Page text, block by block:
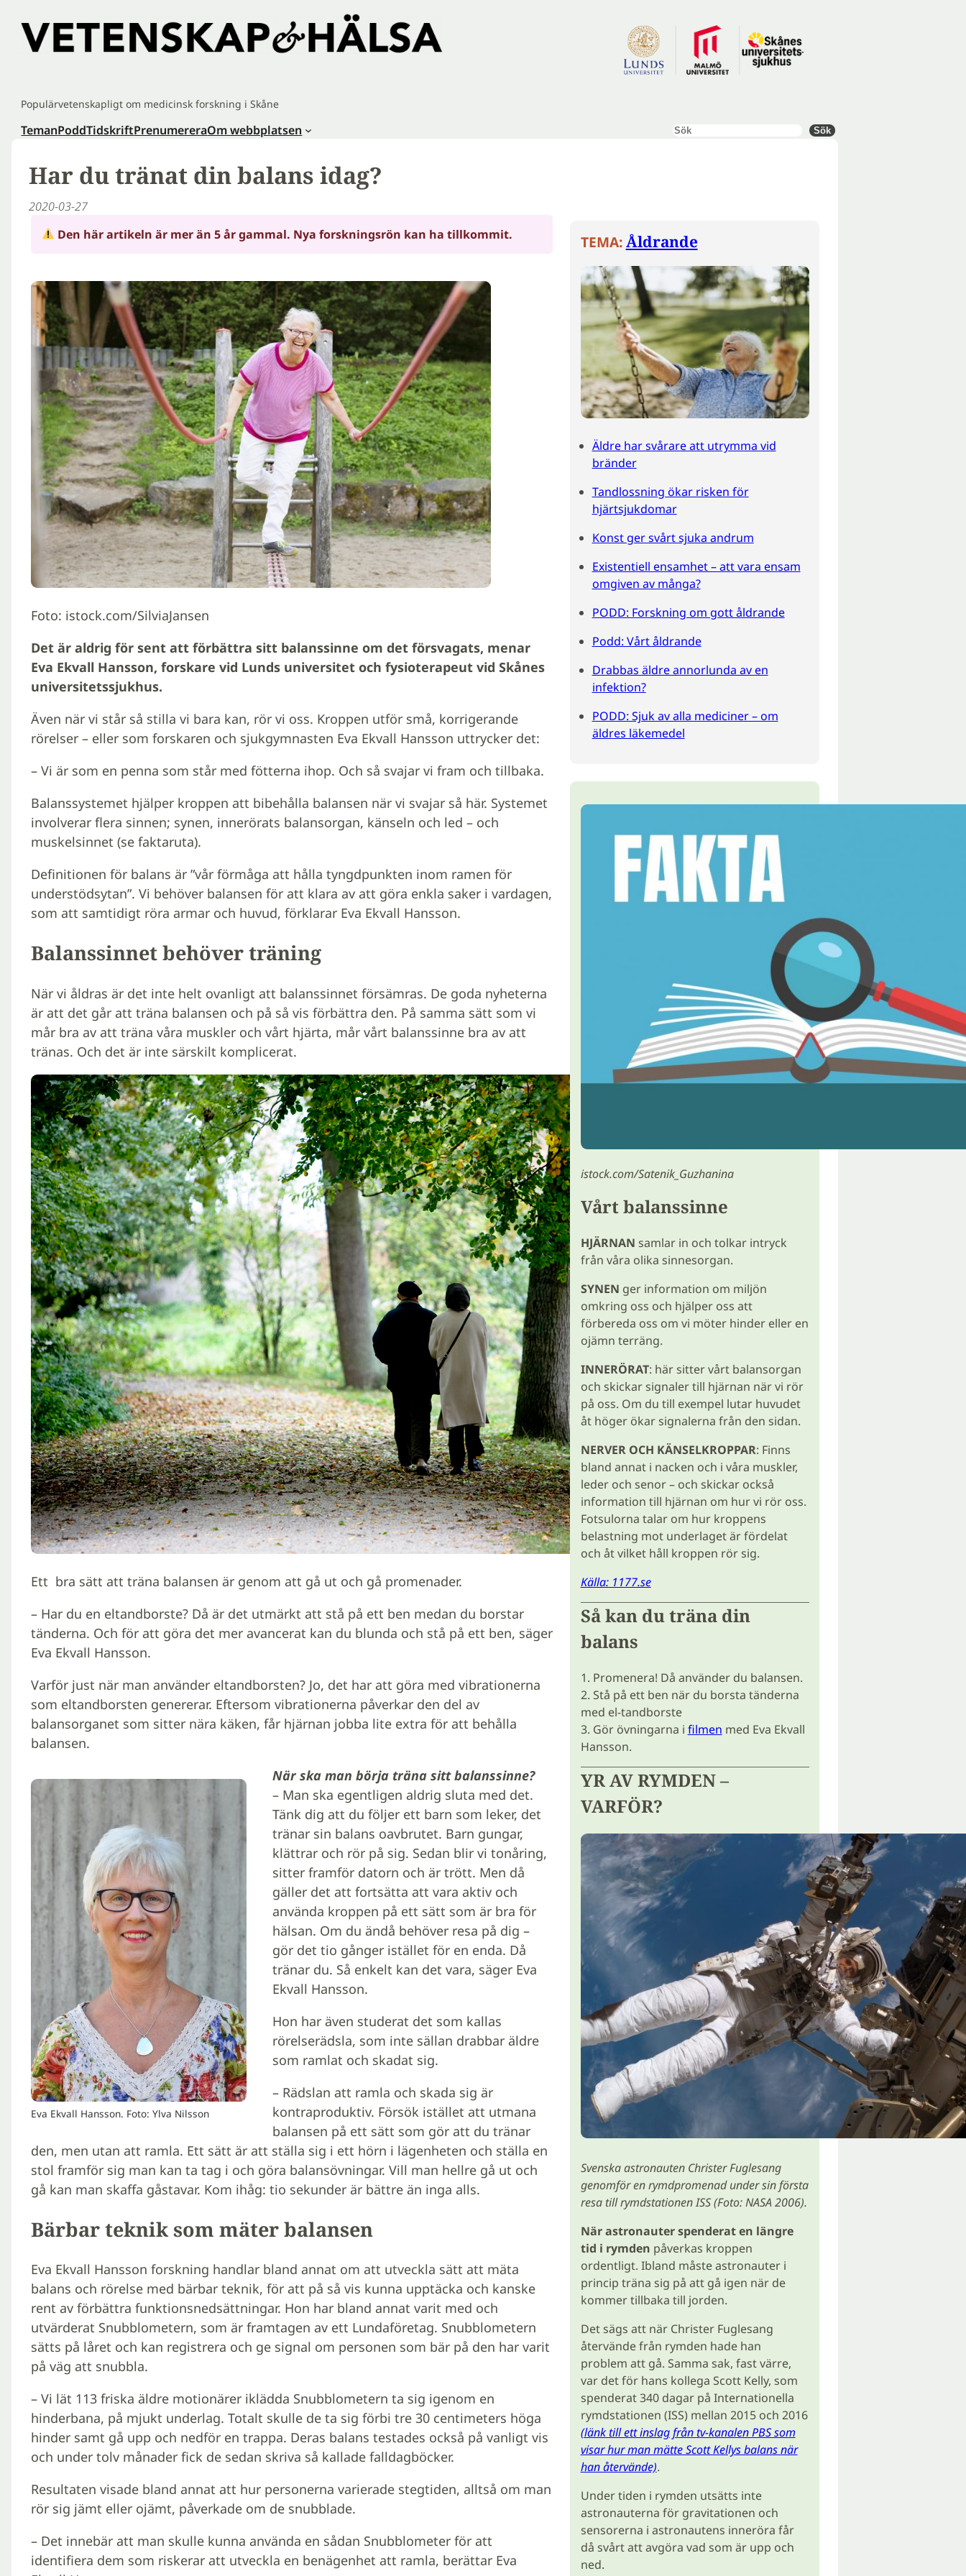
innehåll
Populärvetenskapligt om medicinsk forskning i Skåne
TemanPoddTidskriftPrenumereraOm webbplatsen Sök Sök
Har du tränat din balans idag?
2020-03-27
Den här artikeln är mer än 5 år gammal. Nya forskningsrön kan ha tillkommit.
Foto: istock.com/SilviaJansen
Det är aldrig för sent att förbättra sitt balanssinne om det försvagats, menar
Eva Ekvall Hansson, forskare vid Lunds universitet och fysioterapeut vid Skånes
universitetssjukhus.
Även när vi står så stilla vi bara kan, rör vi oss. Kroppen utför små, korrigerande
rörelser – eller som forskaren och sjukgymnasten Eva Ekvall Hansson uttrycker det:
­– Vi är som en penna som står med fötterna ihop. Och så svajar vi fram och tillbaka.
Balanssystemet hjälper kroppen att bibehålla balansen när vi svajar så här. Systemet
involverar flera sinnen; synen, innerörats balansorgan, känseln och led – och
muskelsinnet (se faktaruta).
Definitionen för balans är ”vår förmåga att hålla tyngdpunkten inom ramen för
understödsytan”. Vi behöver balansen för att klara av att göra enkla saker i vardagen,
som att samtidigt röra armar och huvud, förklarar Eva Ekvall Hansson.
Balanssinnet behöver träning
När vi åldras är det inte helt ovanligt att balanssinnet försämras. De goda nyheterna
är att det går att träna balansen och på så vis förbättra den. På samma sätt som vi
mår bra av att träna våra muskler och vårt hjärta, mår vårt balanssinne bra av att
tränas. Och det är inte särskilt komplicerat.
Ett bra sätt att träna balansen är genom att gå ut och gå promenader.
– Har du en eltandborste? Då är det utmärkt att stå på ett ben medan du borstar
tänderna. Och för att göra det mer avancerat kan du blunda och stå på ett ben, säger
Eva Ekvall Hansson.
Varför just när man använder eltandborsten? Jo, det har att göra med vibrationerna
som eltandborsten genererar. Eftersom vibrationerna påverkar den del av
balansorganet som sitter nära käken, får hjärnan jobba lite extra för att behålla
balansen.
Eva Ekvall Hansson. Foto: Ylva Nilsson
När ska man börja träna sitt balanssinne?
– Man ska egentligen aldrig sluta med det.
Tänk dig att du följer ett barn som leker, det
tränar sin balans oavbrutet. Barn gungar,
klättrar och rör på sig. Sedan blir vi tonåring,
sitter framför datorn och är trött. Men då
gäller det att fortsätta att vara aktiv och
använda kroppen på ett sätt som är bra för
hälsan. Om du ändå behöver resa på dig –
gör det tio gånger istället för en enda. Då
tränar du. Så enkelt kan det vara, säger Eva
Ekvall Hansson.
Hon har även studerat det som kallas
rörelserädsla, som inte sällan drabbar äldre
som ramlat och skadat sig.
– Rädslan att ramla och skada sig är
kontraproduktiv. Försök istället att utmana
balansen på ett sätt som gör att du tränar
den, men utan att ramla. Ett sätt är att ställa sig i ett hörn i lägenheten och ställa en
stol framför sig man kan ta tag i och göra balansövningar. Vill man hellre gå ut och
gå kan man skaffa gåstavar. Kom ihåg: tio sekunder är bättre än inga alls.
Bärbar teknik som mäter balansen
Eva Ekvall Hansson forskning handlar bland annat om att utveckla sätt att mäta
balans och rörelse med bärbar teknik, för att på så vis kunna upptäcka och kanske
rent av förbättra funktionsnedsättningar. Hon har bland annat varit med och
utvärderat Snubblometern, som är framtagen av ett Lundaföretag. Snubblometern
sätts på låret och kan registrera och ge signal om personen som bär på den har varit
på väg att snubbla.
– Vi lät 113 friska äldre motionärer iklädda Snubblometern ta sig igenom en
hinderbana, på mjukt underlag. Totalt skulle de ta sig förbi tre 30 centimeters höga
hinder samt gå upp och nedför en trappa. Deras balans testades också på vanligt vis
och under tolv månader fick de sedan skriva så kallade falldagböcker.
Resultaten visade bland annat att hur personerna varierade stegtiden, alltså om man
rör sig jämt eller ojämt, påverkade om de snubblade.
– Det innebär att man skulle kunna använda en sådan Snubblometer för att
identifiera dem som riskerar att utveckla en benägenhet att ramla, berättar Eva
TEMA: Åldrande
Äldre har svårare att utrymma vid
bränder
Tandlossning ökar risken för
hjärtsjukdomar
Konst ger svårt sjuka andrum
Existentiell ensamhet – att vara ensam
omgiven av många?
PODD: Forskning om gott åldrande
Podd: Vårt åldrande
Drabbas äldre annorlunda av en
infektion?
PODD: Sjuk av alla mediciner – om
äldres läkemedel
istock.com/Satenik_Guzhanina
Vårt balanssinne
HJÄRNAN samlar in och tolkar intryck
från våra olika sinnesorgan.
SYNEN ger information om miljön
omkring oss och hjälper oss att
förbereda oss om vi möter hinder eller en
ojämn terräng.
INNERÖRAT: här sitter vårt balansorgan
och skickar signaler till hjärnan när vi rör
på oss. Om du till exempel lutar huvudet
åt höger ökar signalerna från den sidan.
NERVER OCH KÄNSELKROPPAR: Finns
bland annat i nacken och i våra muskler,
leder och senor – och skickar också
information till hjärnan om hur vi rör oss.
Fotsulorna talar om hur kroppens
belastning mot underlaget är fördelat
och åt vilket håll kroppen rör sig.
Källa: 1177.se
Så kan du träna din
balans
1. Promenera! Då använder du balansen.
2. Stå på ett ben när du borsta tänderna
med el-tandborste
3. Gör övningarna i filmen med Eva Ekvall
Hansson.
YR AV RYMDEN –
VARFÖR?
Svenska astronauten Christer Fuglesang
genomför en rymdpromenad under sin första
resa till rymdstationen ISS (Foto: NASA 2006).
När astronauter spenderat en längre
tid i rymden påverkas kroppen
ordentligt. Ibland måste astronauter i
princip träna sig på att gå igen när de
kommer tillbaka till jorden.
Det sägs att när Christer Fuglesang
återvände från rymden hade han
problem att gå. Samma sak, fast värre,
var det för hans kollega Scott Kelly, som
spenderat 340 dagar på Internationella
rymdstationen (ISS) mellan 2015 och 2016
(länk till ett inslag från tv-kanalen PBS som
visar hur man mätte Scott Kellys balans när
han återvände).
Under tiden i rymden utsätts inte
astronauterna för gravitationen och
sensorerna i astronautens inneröra får
då svårt att avgöra vad som är upp och
ned.